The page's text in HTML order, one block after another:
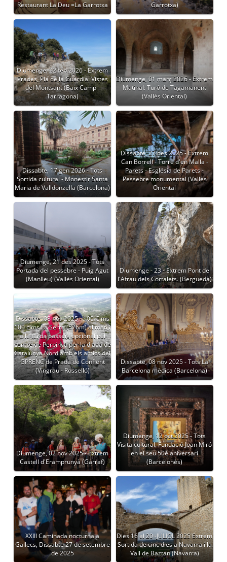
Restaurant La Deu =La Garrotxa
Garrotxa)
Diumenge, 22 feb 2026 - Extrem
Prades, Pla de la Guàrdia. Vistes
del Montsant (Baix Camp -
Tarragona)
Diumenge, 01 març 2026 - Extrem
Matinal: Turó de Tagamanent
(Vallès Oriental)
Dissabte, 17 gen 2026 - Tots
Sortida cultural - Monestir Santa
Maria de Valldonzella (Barcelona)
Dissabte, 27 des 2025 - Extrem
Can Borrell - Torre d'en Malla -
Parets - Església de Parets -
Pessebre monumental (Vallès
Oriental
Diumenge, 21 des 2025 - Tots
Portada del pessebre - Puig Agut
(Manlleu) (Vallès Oriental)
Diumenge - 23 - Extrem Pont de
l'Afrau dels Cortalets. (Berguedà)
Dissabte, 08 nov 2025 - 100 Cims
100 cims La Serra (576m) al matí i
a la tarda passeig opcional pel
centre de Perpinyà per la diada de
Catalunya Nord amb els amics del
GPRENC de Prada de Conflent
(Vingrau - Rosselló)
Dissabte, 08 nov 2025 - Tots La
Barcelona mèdica (Barcelona)
Diumenge, 02 nov 2025 - Extrem
Castell d'Eramprunyà (Garraf)
Diumenge, 12 oct 2025 - Tots
Visita cultural. Fundació Joan Miró
en el seu 50é aniversari
(Barcelonès)
XXIII Caminada nocturna a
Gallecs, Dissabte 27 de setembre
de 2025
Dies 16 al 20 -JULIOL 2025 Extrem
Sortida de cinc dies a Navarra i la
Vall de Baztan (Navarra)